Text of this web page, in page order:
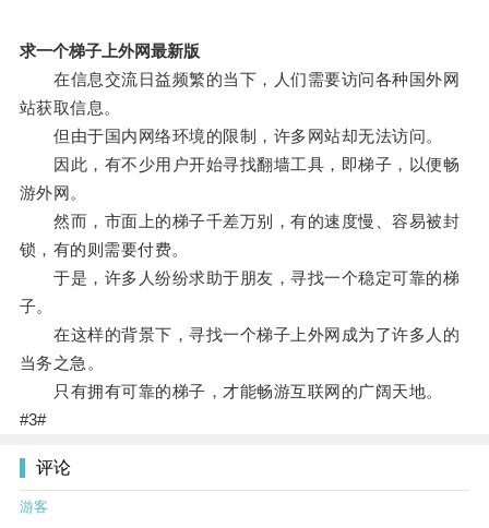
求一个梯子上外网最新版
在信息交流日益频繁的当下，人们需要访问各种国外网
站获取信息。
但由于国内网络环境的限制，许多网站却无法访问。
因此，有不少用户开始寻找翻墙工具，即梯子，以便畅
游外网。
然而，市面上的梯子千差万别，有的速度慢、容易被封
锁，有的则需要付费。
于是，许多人纷纷求助于朋友，寻找一个稳定可靠的梯
子。
在这样的背景下，寻找一个梯子上外网成为了许多人的
当务之急。
只有拥有可靠的梯子，才能畅游互联网的广阔天地。
#3#
评论
游客